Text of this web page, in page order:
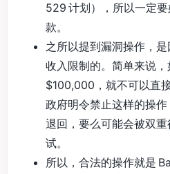
529 计划），所以一定
款。
之所以提到漏洞操作，
收入限制的。简单来说
$100,000，就不可以直
政府明令禁止这样的操
退回，要么可能会被双
试。
所以，合法的操作就是